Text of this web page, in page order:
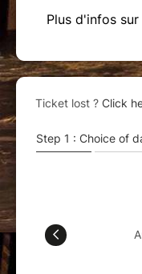
Plus d'infos sur